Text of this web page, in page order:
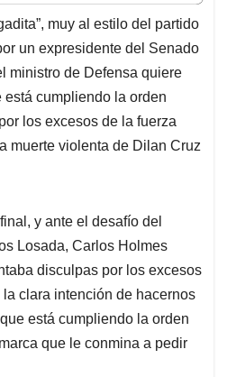
e
a
d
s
muy al estilo del partido
un expresidente del Senado
ministro de Defensa quiere
está cumpliendo la orden
los excesos de la fuerza
muerte violenta de Dilan Cruz
y ante el desafío del
Losada, Carlos Holmes
disculpas por los excesos
clara intención de hacernos
está cumpliendo la orden
que le conmina a pedir